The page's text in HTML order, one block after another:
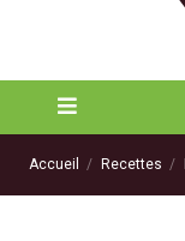
Accueil Recettes